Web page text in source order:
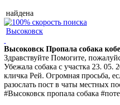
найдена
Высоковск
Высоковск Пропала собака
Здравствуйте Помогите,
Убежала собака с участка 23. 05.
кличка Рей. Огромная просьба,
разослать пост в чаты местных
#Высоковск пропала собака